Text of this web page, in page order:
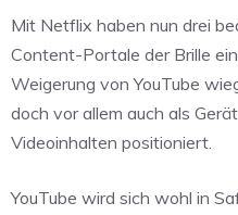
Mit Netflix haben nun drei
Content-Portale der Brille
Weigerung von YouTube
doch vor allem auch als
Videoinhalten positioniert.
YouTube wird sich wohl in